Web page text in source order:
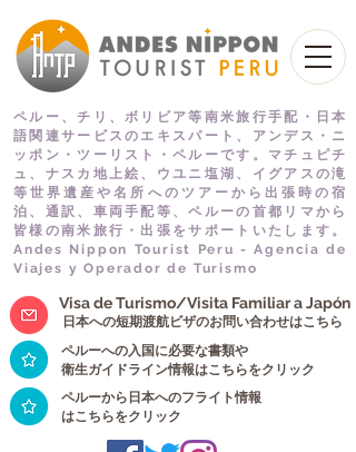
ペルー、チリ、ボリビア等南米旅行手配・日本
語関連サービスのエキスパート、アンデス・ニ
ッポン・ツーリスト・ペルーです。マチュピチ
ュ、ナスカ地上絵、ウユニ塩湖、イグアスの滝
等世界遺産や名所へのツアーから出張時の宿
泊、通訳、車両手配等、ペルーの首都リマから
皆様の南米旅行・出張をサポートいたします。
Andes Nippon Tourist Peru - Agencia de
Viajes y Operador de Turismo
Visa de Turismo/Visita Familiar a Japón
日本への短期渡航ビザのお問い合わせはこちら
ペルーへの入国に必要な書類や
衛生ガイドライン情報はこちらをクリック
ペルーから日本へのフライト情報
はこちらをクリック